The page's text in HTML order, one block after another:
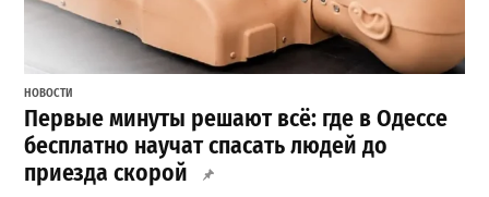
НОВОСТИ
Первые минуты решают всё: где в Одессе
бесплатно научат спасать людей до
приезда скорой